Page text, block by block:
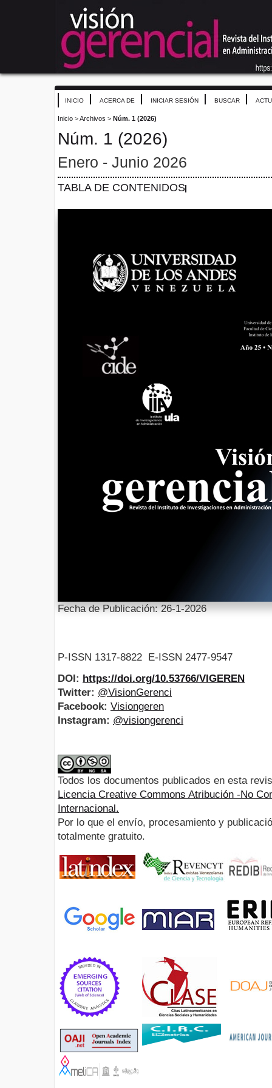
INICIO ACERCA DE INICIAR SESIÓN BUSCAR
Inicio >Archivos > Núm. 1 (2026)
Núm. 1 (2026)
Enero - Junio 2026
TABLA DE CONTENIDOS
Fecha de Publicación: 26-1-2026
P-ISSN 1317-8822 E-ISSN 2477-9547
DOI: https://doi.org/10.53766/VIGEREN
Twitter: @VisionGerenci
Facebook: Visiongeren
Instagram: @visiongerenci
Todos los documentos publicados en esta
Licencia Creative Commons Atribución -No
Internacional.
Por lo que el envío, procesamiento y
totalmente gratuito.